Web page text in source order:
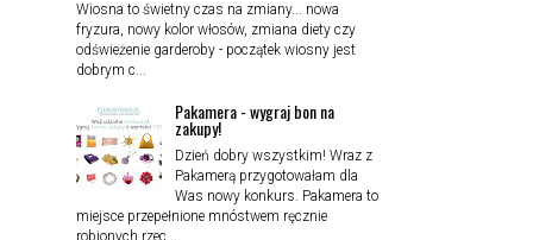
Wiosna to świetny czas na zmiany... nowa
fryzura, nowy kolor włosów, zmiana diety czy
odświeżenie garderoby - początek wiosny jest
dobrym c...
Pakamera - wygraj bon na
zakupy!
Dzień dobry wszystkim! Wraz z
Pakamerą przygotowałam dla
Was nowy konkurs. Pakamera to
miejsce przepełnione mnóstwem ręcznie
robionych rzec...